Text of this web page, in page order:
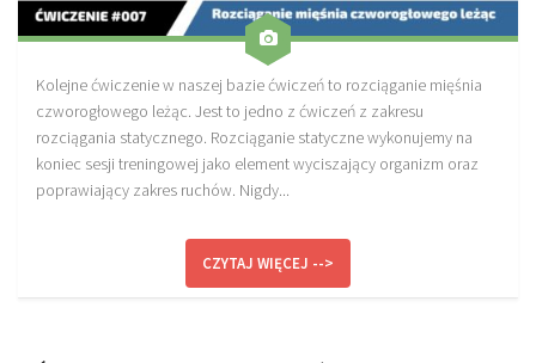
Kolejne ćwiczenie w naszej bazie ćwiczeń to rozciąganie mięśnia
czworogłowego leżąc. Jest to jedno z ćwiczeń z zakresu
rozciągania statycznego. Rozciąganie statyczne wykonujemy na
koniec sesji treningowej jako element wyciszający organizm oraz
poprawiający zakres ruchów. Nigdy...
CZYTAJ WIĘCEJ -->